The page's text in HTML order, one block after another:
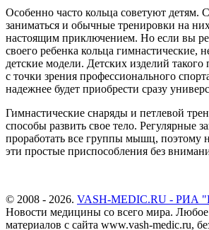
Особенно часто кольца советуют детям.
заниматься и обычные тренировки на
настоящим приключением. Но если вы
своего ребенка кольца гимнастические,
детские модели. Детских изделий такого
с точки зрения профессионального
надежнее будет приобрести сразу
Гимнастические снаряды и петлевой
способы развить свое тело. Регулярные
проработать все группы мышц, поэтому
эти простые приспособления без
© 2008 - 2026. VASH-MEDIC.RU -
Новости медицины со всего мира.
материалов с сайта www.vash-medic.ru,